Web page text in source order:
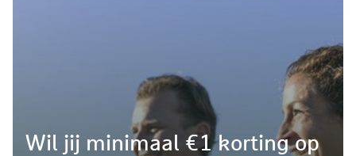
Wil jij minimaal €1 korting op